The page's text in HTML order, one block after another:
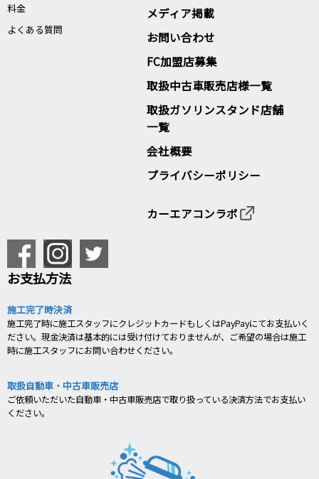
料金
よくある質問
メディア掲載
お問い合わせ
FC加盟店募集
取扱中古車販売店様一覧
取扱ガソリンスタンド店舗
一覧
会社概要
プライバシーポリシー
カーエアコンラボ
お支払方法
施工完了時決済
施工完了時に施工スタッフにクレジットカードもしくはPayPayにてお支払いく
ださい。現金決済は基本的には受け付けておりませんが、ご希望の場合は施工
時に施工スタッフにお問い合わせください。
取扱自動車・中古車販売店
ご依頼いただいた自動車・中古車販売店で取り扱っている決済方法でお支払い
ください。